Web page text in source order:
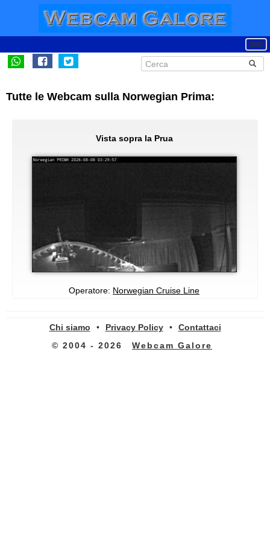
Tutte le Webcam sulla Norwegian Prima:
Vista sopra la Prua
Operatore: Norwegian Cruise Line
Chi siamo • Privacy Policy •
Contattaci
© 2004 - 2026
Webcam Galore